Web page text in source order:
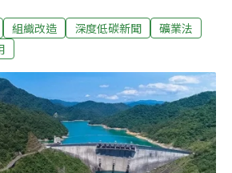
》相關24個子法草案。能源署升格擴
源詳細分工去年行政院通過「第二波
司、能源局、中小企業處等五個單
署、國際貿易署、商業發展署、能源
署。經濟部說明，組改後內部單位為
三級機關及一個訓練機構，推動經濟
位經貿布局及能源永續發展三大重點
組織改造 深度低碳新聞
礦業法